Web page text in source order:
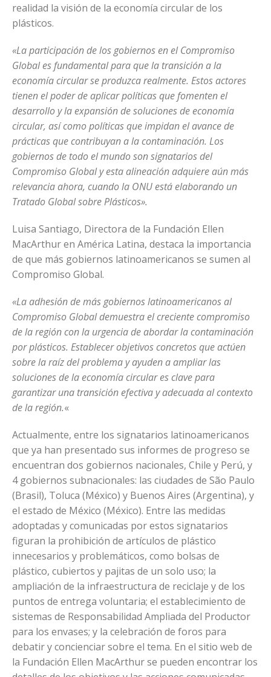
realidad la visión de la economía circular de los
plásticos.
«La participación de los gobiernos en el Compromiso
Global es fundamental para que la transición a la
economía circular se produzca realmente. Estos actores
tienen el poder de aplicar políticas que fomenten el
desarrollo y la expansión de soluciones de economía
circular, así como políticas que impidan el avance de
prácticas que contribuyan a la contaminación. Los
gobiernos de todo el mundo son signatarios del
Compromiso Global y esta alineación adquiere aún más
relevancia ahora, cuando la ONU está elaborando un
Tratado Global sobre Plásticos».
Luisa Santiago, Directora de la Fundación Ellen
MacArthur en América Latina, destaca la importancia
de que más gobiernos latinoamericanos se sumen al
Compromiso Global.
«La adhesión de más gobiernos latinoamericanos al
Compromiso Global demuestra el creciente compromiso
de la región con la urgencia de abordar la contaminación
por plásticos. Establecer objetivos concretos que actúen
sobre la raíz del problema y ayuden a ampliar las
soluciones de la economía circular es clave para
garantizar una transición efectiva y adecuada al contexto
de la región.«
Actualmente, entre los signatarios latinoamericanos
que ya han presentado sus informes de progreso se
encuentran dos gobiernos nacionales, Chile y Perú, y
4 gobiernos subnacionales: las ciudades de São Paulo
(Brasil), Toluca (México) y Buenos Aires (Argentina), y
el estado de México (México). Entre las medidas
adoptadas y comunicadas por estos signatarios
figuran la prohibición de artículos de plástico
innecesarios y problemáticos, como bolsas de
plástico, cubiertos y pajitas de un solo uso; la
ampliación de la infraestructura de reciclaje y de los
puntos de entrega voluntaria; el establecimiento de
sistemas de Responsabilidad Ampliada del Productor
para los envases; y la celebración de foros para
debatir y concienciar sobre el tema. En el sitio web de
la Fundación Ellen MacArthur se pueden encontrar los